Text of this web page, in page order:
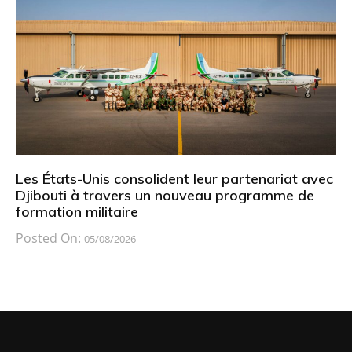
Les États-Unis consolident leur partenariat avec
Djibouti à travers un nouveau programme de
formation militaire
Posted On: 05/08/2026